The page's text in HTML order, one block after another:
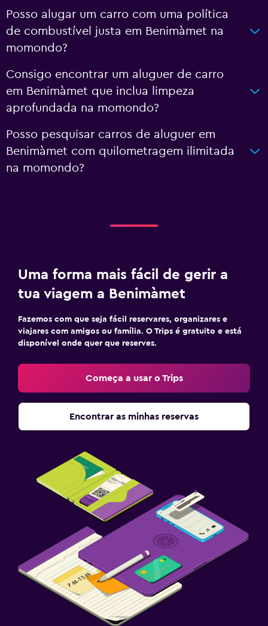
Posso alugar um carro com uma política
de combustível justa em Benimàmet na
momondo?
Consigo encontrar um aluguer de carro
em Benimàmet que inclua limpeza
aprofundada na momondo?
Posso pesquisar carros de aluguer em
Benimàmet com quilometragem ilimitada
na momondo?
Uma forma mais fácil de gerir a
tua viagem a Benimàmet
Fazemos com que seja fácil reservares, organizares e
viajares com amigos ou família. O Trips é gratuito e está
disponível onde quer que reserves.
Começa a usar o Trips
Encontrar as minhas reservas